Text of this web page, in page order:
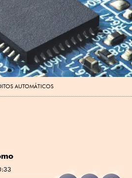
AUTOMÁTICOS